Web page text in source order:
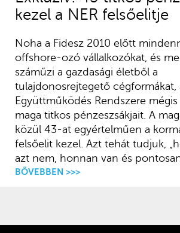
kezel a NER felsőelitje
Noha a Fidesz 2010 előtt
offshore-ozó vállalkozókat, és
száműzi a gazdasági életből a
tulajdonosrejtegető cégformákat,
Együttműködés Rendszere
maga titkos pénzeszsákjait. A
közül 43-at egyértelműen a
felsőelit kezel. Azt tehát tudjuk,
azt nem, honnan van és
BŐVEBBEN >>>